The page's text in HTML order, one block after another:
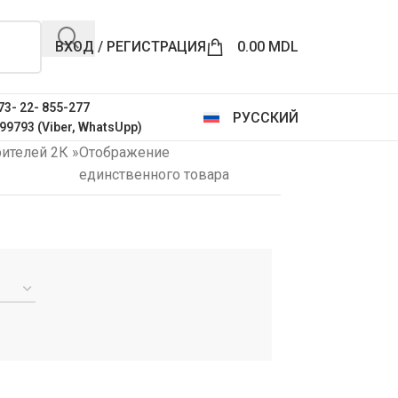
ВХОД / РЕГИСТРАЦИЯ 0.00 MDL
22- 855-277
(Viber, WhatsUpp)
РУССКИЙ
2К »Отображение
единственного товара